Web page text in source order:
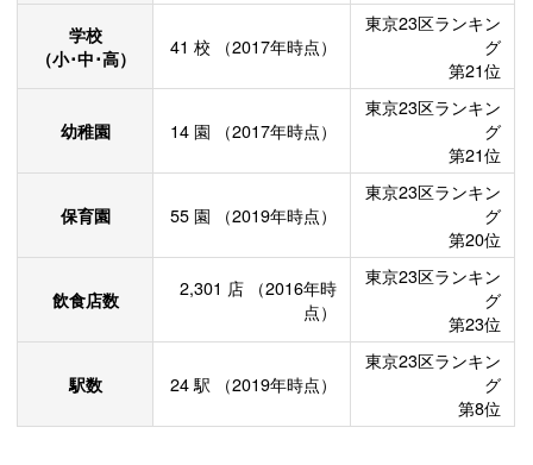
学校
（小･中･高）
41 校 （2017年時点）
東京23区ランキン
グ
第21位
幼稚園 14 園 （2017年時点）
東京23区ランキン
グ
第21位
保育園 55 園 （2019年時点）
東京23区ランキン
グ
第20位
飲食店数 2,301 店
（2016年時
点）
東京23区ランキン
グ
第23位
駅数 24駅 （2019年時点）
東京23区ランキン
グ
第8位